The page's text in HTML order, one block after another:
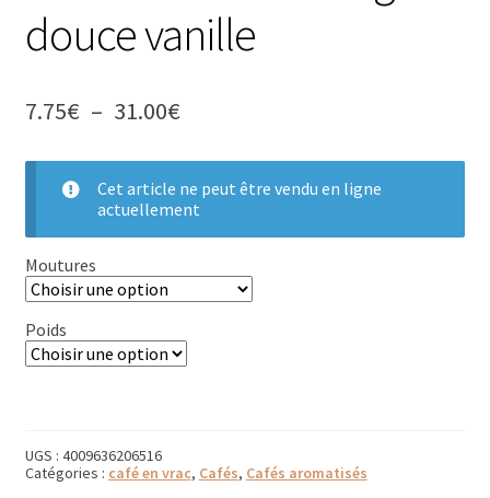
Bougies parfumées Durance
Diffuseurs de parfum
Sachets parfumés
Salle de bain
Savons solides et liquides
douce vanille
7.75€ – 31.00€Plage
prix :
7.75€
Cet article ne peut être vendu en ligne
actuellement
Moutures
Poids
UGS : 4009636206516
Catégories : café en vrac, Cafés, Cafés aromatisés